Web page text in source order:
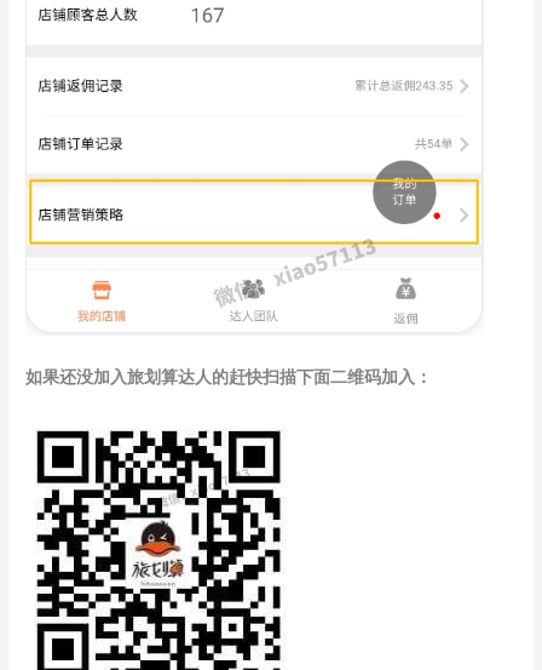
如果还没加入旅划算达人的赶快扫描下面二维码加入：